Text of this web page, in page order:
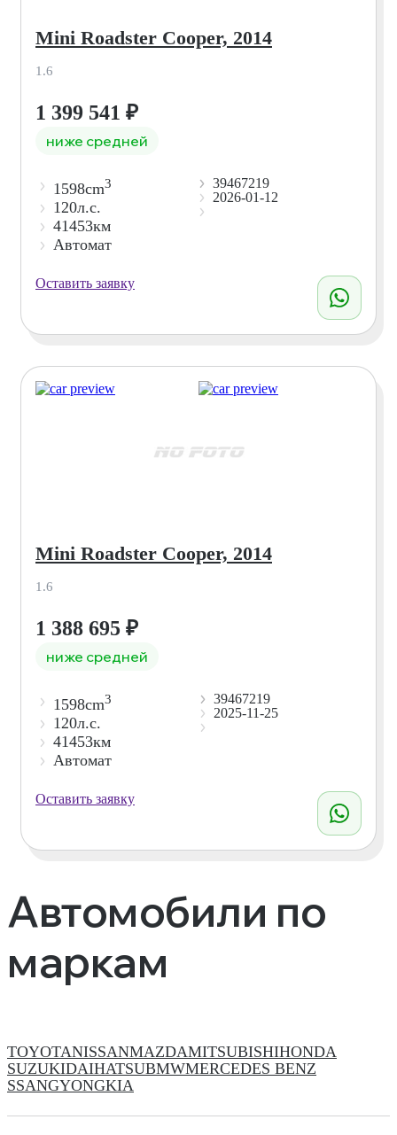
Mini Roadster Cooper, 2014
1.6
1 399 541 ₽
ниже средней
1598cm3
120л.с.
41453км
Автомат
39467219
2026-01-12
Оставить заявку
Mini Roadster Cooper, 2014
1.6
1 388 695 ₽
ниже средней
1598cm3
120л.с.
41453км
Автомат
39467219
2025-11-25
Оставить заявку
Автомобили по
маркам
TOYOTANISSANMAZDAMITSUBISHIHONDA
SUZUKIDAIHATSUBMWMERCEDES BENZ
SSANGYONGKIA